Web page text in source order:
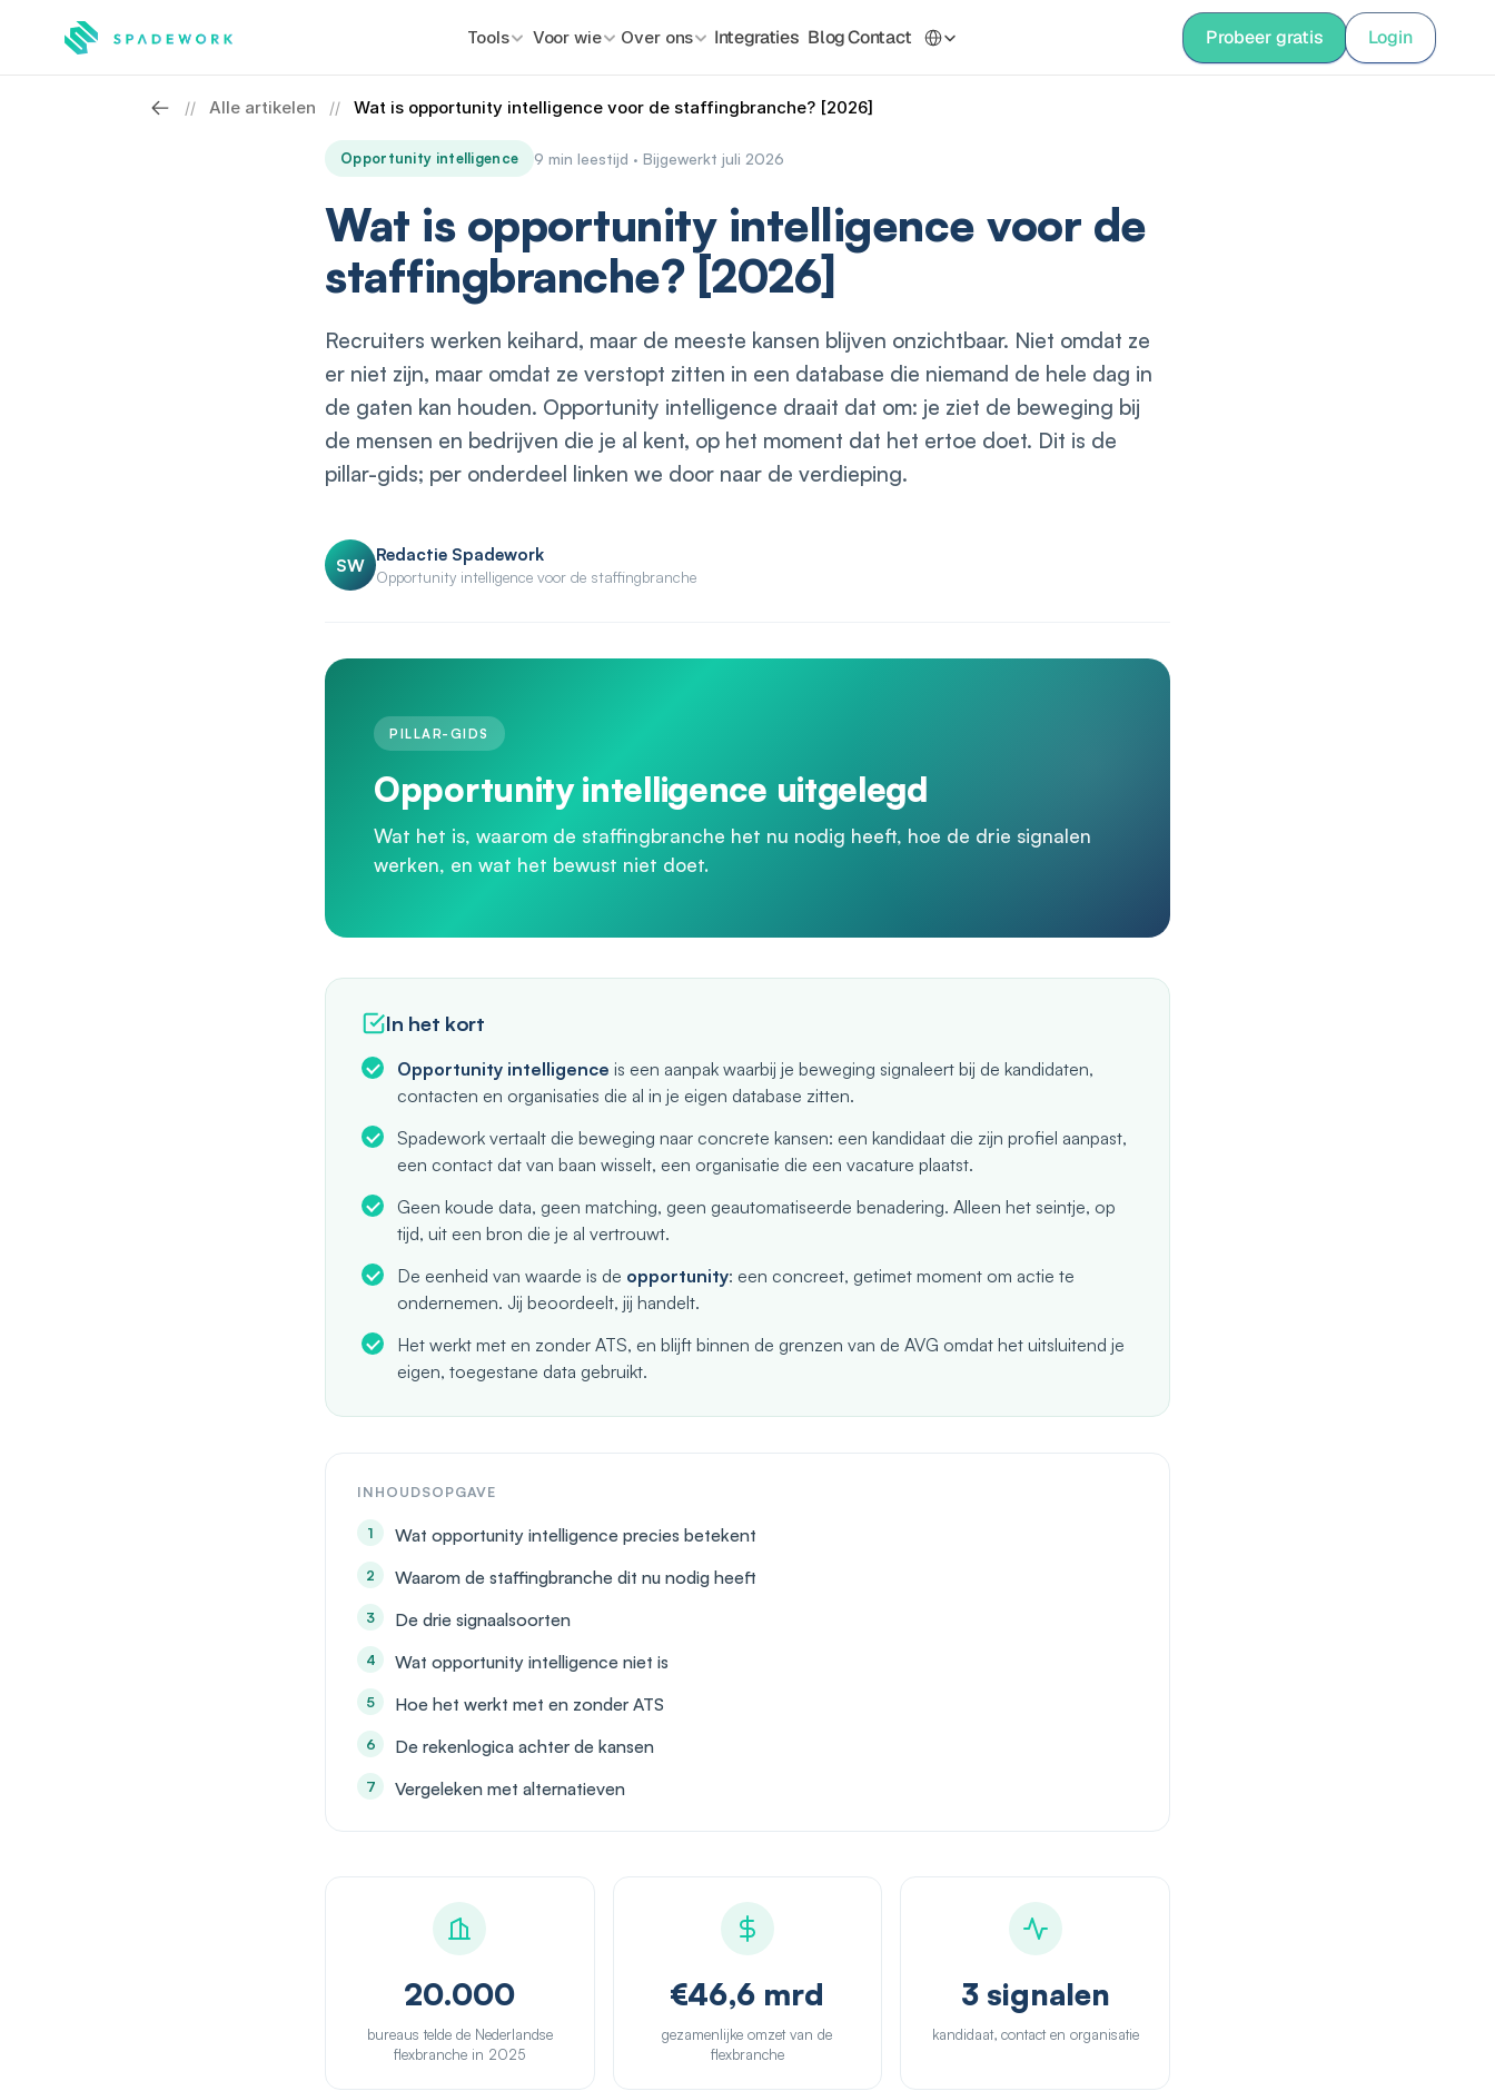
Tools Voor wie Over ons Integraties BlogContact Select Language Probeer gratis
Login
// Alle artikelen // Wat is opportunity intelligence voor de staffingbranche? [2026]
Opportunity intelligence 9 min leestijd · Bijgewerkt juli 2026
Wat is opportunity intelligence voor de
staffingbranche? [2026]
Recruiters werken keihard, maar de meeste kansen blijven onzichtbaar. Niet omdat ze
er niet zijn, maar omdat ze verstopt zitten in een database die niemand de hele dag in
de gaten kan houden. Opportunity intelligence draait dat om: je ziet de beweging bij
de mensen en bedrijven die je al kent, op het moment dat het ertoe doet. Dit is de
pillar-gids; per onderdeel linken we door naar de verdieping.
SW Redactie Spadework
Opportunity intelligence voor de staffingbranche
PILLAR-GIDS
Opportunity intelligence uitgelegd
Wat het is, waarom de staffingbranche het nu nodig heeft, hoe de drie signalen
werken, en wat het bewust niet doet.
In het kort
Opportunity intelligence is een aanpak waarbij je beweging signaleert bij de kandidaten,
contacten en organisaties die al in je eigen database zitten.
Spadework vertaalt die beweging naar concrete kansen: een kandidaat die zijn profiel aanpast,
een contact dat van baan wisselt, een organisatie die een vacature plaatst.
Geen koude data, geen matching, geen geautomatiseerde benadering. Alleen het seintje, op
tijd, uit een bron die je al vertrouwt.
De eenheid van waarde is de opportunity: een concreet, getimet moment om actie te
ondernemen. Jij beoordeelt, jij handelt.
Het werkt met en zonder ATS, en blijft binnen de grenzen van de AVG omdat het uitsluitend je
eigen, toegestane data gebruikt.
INHOUDSOPGAVE
Wat opportunity intelligence precies betekent
Waarom de staffingbranche dit nu nodig heeft
De drie signaalsoorten
Wat opportunity intelligence niet is
Hoe het werkt met en zonder ATS
De rekenlogica achter de kansen
Vergeleken met alternatieven
20.000
bureaus telde de Nederlandse
flexbranche in 2025
€46,6 mrd
gezamenlijke omzet van de
flexbranche
3 signalen
kandidaat, contact en organisatie